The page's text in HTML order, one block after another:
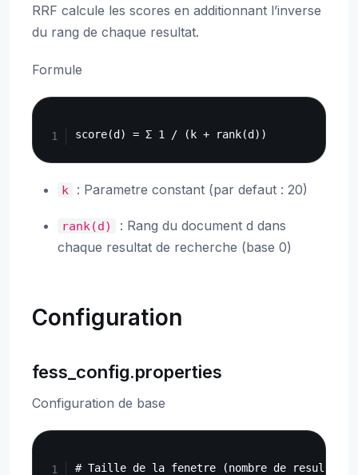
RRF calcule les scores en additionnant l’inverse
du rang de chaque resultat.
Formule
k : Parametre constant (par defaut : 20)
rank(d)
: Rang du document d dans
chaque resultat de recherche (base 0)
Configuration
fess_config.properties
Configuration de base
# Taille de la fenetre (nombre de resultats